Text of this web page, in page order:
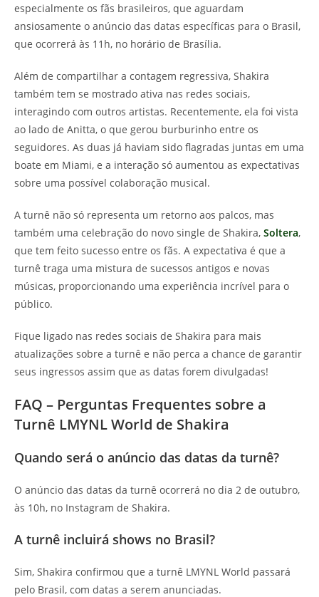
especialmente os fãs brasileiros, que aguardam
ansiosamente o anúncio das datas específicas para o Brasil,
que ocorrerá às 11h, no horário de Brasília.
Além de compartilhar a contagem regressiva, Shakira
também tem se mostrado ativa nas redes sociais,
interagindo com outros artistas. Recentemente, ela foi vista
ao lado de Anitta, o que gerou burburinho entre os
seguidores. As duas já haviam sido flagradas juntas em uma
boate em Miami, e a interação só aumentou as expectativas
sobre uma possível colaboração musical.
A turnê não só representa um retorno aos palcos, mas
também uma celebração do novo single de Shakira, Soltera,
que tem feito sucesso entre os fãs. A expectativa é que a
turnê traga uma mistura de sucessos antigos e novas
músicas, proporcionando uma experiência incrível para o
público.
Fique ligado nas redes sociais de Shakira para mais
atualizações sobre a turnê e não perca a chance de garantir
seus ingressos assim que as datas forem divulgadas!
FAQ – Perguntas Frequentes sobre a
Turnê LMYNL World de Shakira
Quando será o anúncio das datas da turnê?
O anúncio das datas da turnê ocorrerá no dia 2 de outubro,
às 10h, no Instagram de Shakira.
A turnê incluirá shows no Brasil?
Sim, Shakira confirmou que a turnê LMYNL World passará
pelo Brasil, com datas a serem anunciadas.